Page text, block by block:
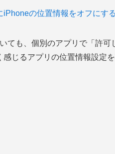
の位置情報をオフにする
ても、個別のアプリで「許可
じるアプリの位置情報設定を